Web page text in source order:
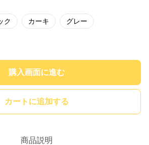
ク カーキ グレー
購入画面に進む
カートに追加する
商品説明